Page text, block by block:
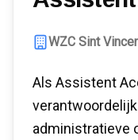
WZC Sint
Als Assistent
administratieve